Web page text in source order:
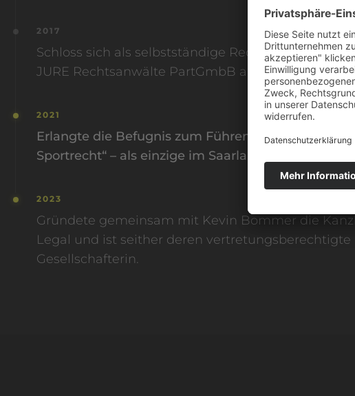
2017
Schloss sich als selbstständige Rechtsanwältin der
JURE Rechtsanwälte PartGmbB an.
2021
Erlangte die Befugnis zum Führen des Titels
Sportrecht“ – als einzige im Saarland!
2023
Gründete gemeinsam mit Kevin Bommer die
Legal und ist seither deren vertretungsberechtigte
Gesellschafterin.